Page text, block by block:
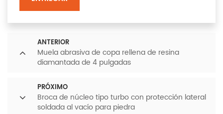
ANTERIOR
Muela abrasiva de copa rellena de resina
diamantada de 4 pulgadas
PRÓXIMO
Broca de núcleo tipo turbo con protección lateral
soldada al vacío para piedra